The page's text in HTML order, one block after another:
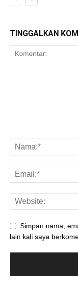
TINGGALKAN
Simpan nama,
lain kali saya